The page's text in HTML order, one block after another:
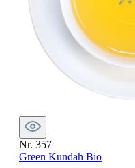
Nr. 357
Green Kundah Bio